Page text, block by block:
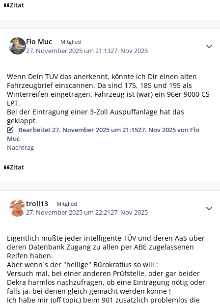
Zitat
Flo Muc Mitglied
27. November 2025 um 21:1327. Nov 2025
Wenn Dein TÜV das anerkennt, könnte ich Dir einen alten
Fahrzeugbrief einscannen. Da sind 175, 185 und 195 als
Winterreifen eingetragen. Fahrzeug ist (war) ein 96er 9000 CS
LPT.
Bei der Eintragung einer 3-Zoll Auspuffanlage hat das
geklappt.
Bearbeitet27. November 2025 um 21:1527. Nov 2025von Flo
Muc
Nachtrag
Zitat
troll13 Mitglied
27. November 2025 um 22:2127. Nov 2025
Eigentlich müßte jeder intelligente TÜV und deren AaS über
deren Datenbank Zugang zu allen per ABE zugelassenen
Reifen haben.
Aber wenn´s der "heilige" Bürokratius so will :
Versuch mal, bei einer anderen Prüfstelle, oder gar beider
Dekra harmlos nachzufragen, ob eine Eintragung nötig oder,
falls ja, bei denen gleich gemacht werden könne !
Ich habe mir (off topic) beim 901 zusätzlich problemlos die